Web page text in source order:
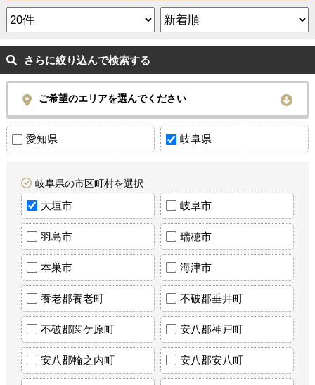
さらに絞り込んで検索する
ご希望のエリアを選んでください
愛知県 岐阜県
岐阜県の市区町村を選択
大垣市 岐阜市
羽島市 瑞穂市
本巣市 海津市
養老郡養老町 不破郡垂井町
不破郡関ケ原町 安八郡神戸町
安八郡輪之内町 安八郡安八町